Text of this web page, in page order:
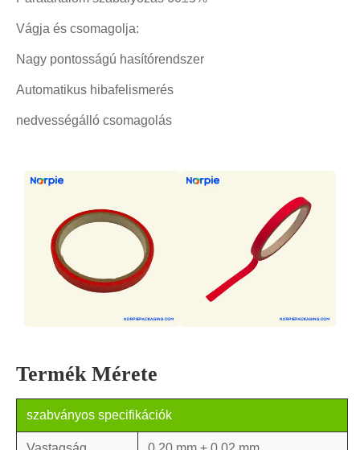
Vágja és csomagolja:
Nagy pontosságú hasítórendszer
Automatikus hibafelismerés
nedvességálló csomagolás
Termék Mérete
szabványos specifikációk